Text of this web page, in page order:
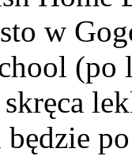
w
(po